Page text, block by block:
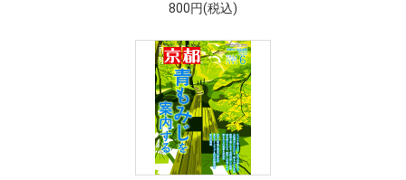
800円(税込)